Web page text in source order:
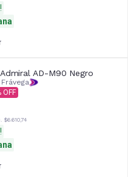
AD-M90 Negro
$6.610,74